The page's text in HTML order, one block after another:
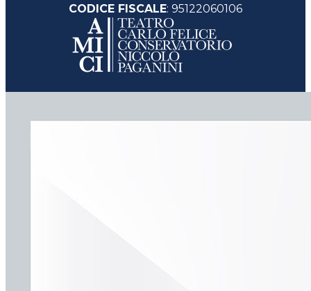
CODICE FISCALE: 95122060106